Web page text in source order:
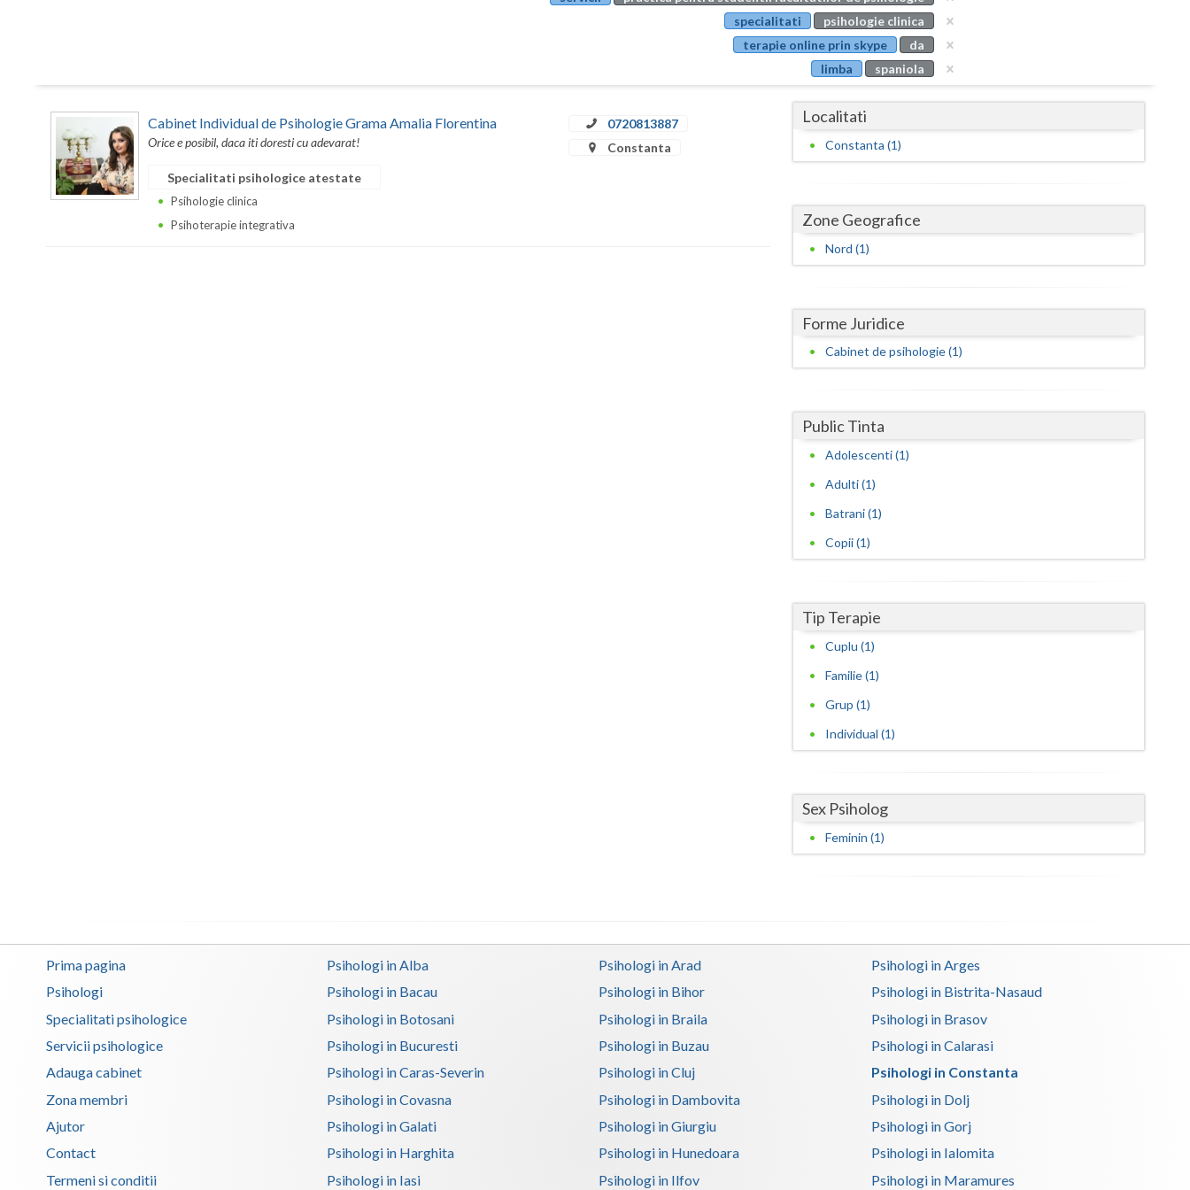
Buzau
Calarasi
Caras-Severin
Gorj
Prahova
Satu-Mare
Timis
Tulcea
Valcea
Vaslui
Vrancea
specialitati
psihologie clinica
terapie online prin skype
da
limba
spaniola
Cabinet Individual de Psihologie Grama Amalia Florentina
Orice e posibil, daca iti doresti cu adevarat!
0720813887
Constanta
Specialitati psihologice atestate
Psihologie clinica
Psihoterapie integrativa
Localitati
Constanta (1)
Zone Geografice
Nord (1)
Forme Juridice
Cabinet de psihologie (1)
Public Tinta
Adolescenti (1)
Adulti (1)
Batrani (1)
Copii (1)
Tip Terapie
Cuplu (1)
Familie (1)
Grup (1)
Individual (1)
Sex Psiholog
Feminin (1)
Prima pagina
Psihologi
Specialitati psihologice
Servicii psihologice
Adauga cabinet
Zona membri
Ajutor
Contact
Termeni si conditii
Psihologi in Alba Psihologi in Arad
Psihologi in Arges
Psihologi in Bacau
Psihologi in Bihor
Psihologi in Bistrita-Nasaud
Psihologi in Botosani
Psihologi in Braila
Psihologi in Brasov
Psihologi in Bucuresti
Psihologi in Buzau
Psihologi in Calarasi
Psihologi in Caras-Severin
Psihologi in Cluj
Psihologi in Constanta
Psihologi in Covasna
Psihologi in Dambovita
Psihologi in Dolj
Psihologi in Galati
Psihologi in Giurgiu
Psihologi in Gorj
Psihologi in Harghita
Psihologi in Hunedoara
Psihologi in Ialomita
Psihologi in Iasi
Psihologi in Ilfov Psihologi in Maramures